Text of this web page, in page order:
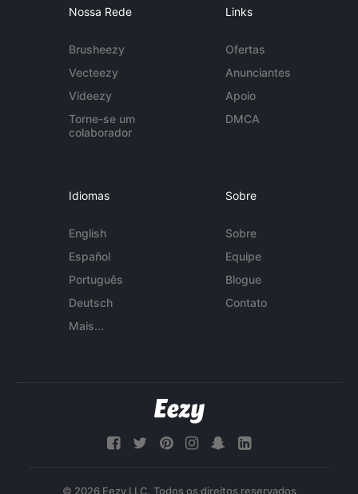
Nossa Rede
Brusheezy
Vecteezy
Videezy
Torne-se um
colaborador
Links
Ofertas
Anunciantes
Apoio
DMCA
Idiomas
English
Español
Português
Deutsch
Mais...
Sobre
Sobre
Equipe
Blogue
Contato
© 2026 Eezy LLC. Todos os direitos reservados